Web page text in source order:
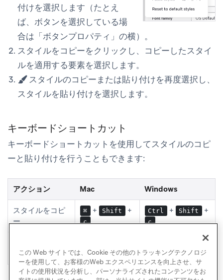
付けを選択します（たとえ
ば、ボタンを選択している場
合は「ボタンプロパティ」の横）。
スタイルをコピーをクリックし、コピーしたスタイ
ルを適用する要素を選択します。
スタイルのコピーまたは貼り付けを再度選択し、
スタイルを貼り付けを選択します。
キーボードショートカット
キーボードショートカットを使用してスタイルのコピ
ーと貼り付けを行うこともできます:
アクション Mac Windows
スタイルをコピ
ー
⌘ + Shift +
c
Ctrl + Shift +
c
付け
v
+
v
この Web サイトでは、Cookie その他のトラッキングテクノロジ
ーを使用して、お客様のWeb エクスペリエンスを向上させ、サ
イトの使用状況を分析し、パーソナライズされたコンテンツをお